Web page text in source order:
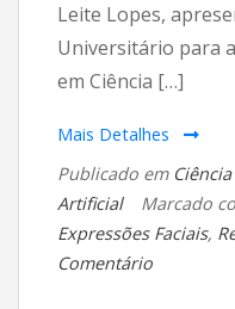
Leite Lopes,
Universitário para
em Ciência […]
Mais Detalhes
Publicado em
Artificial
Marcado
Expressões Faciais,
Comentárioem